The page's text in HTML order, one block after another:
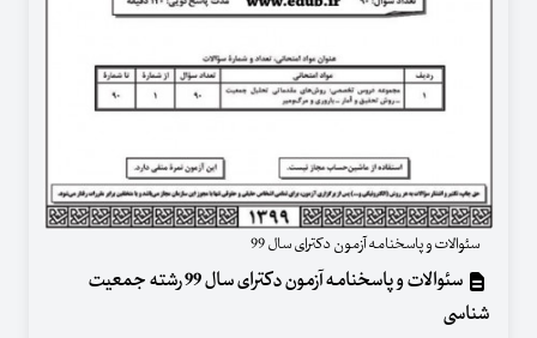
سئوالات و پاسخنامه آزمون دکترای سال 99
سئوالات و پاسخنامه آزمون دکترای سال 99 رشته جمعیت
شناسی